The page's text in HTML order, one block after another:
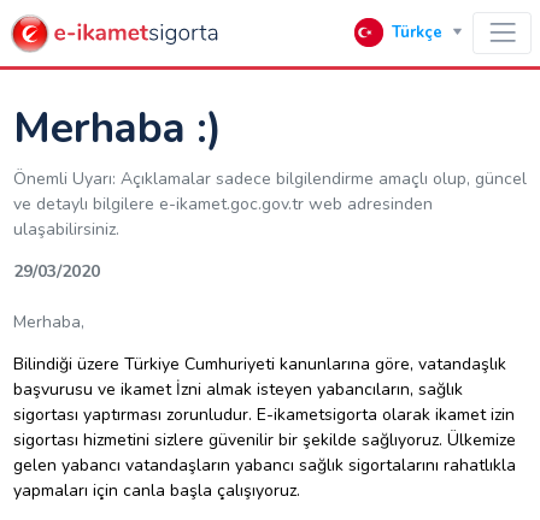
Türkçe
Merhaba :)
Önemli Uyarı: Açıklamalar sadece bilgilendirme amaçlı olup, güncel
ve detaylı bilgilere e-ikamet.goc.gov.tr web adresinden
ulaşabilirsiniz.
29/03/2020
Merhaba,
Bilindiği üzere Türkiye Cumhuriyeti kanunlarına göre, vatandaşlık
başvurusu ve ikamet İzni almak isteyen yabancıların, sağlık
sigortası yaptırması zorunludur. E-ikametsigorta olarak ikamet izin
sigortası hizmetini sizlere güvenilir bir şekilde sağlıyoruz. Ülkemize
gelen yabancı vatandaşların yabancı sağlık sigortalarını rahatlıkla
yapmaları için canla başla çalışıyoruz.